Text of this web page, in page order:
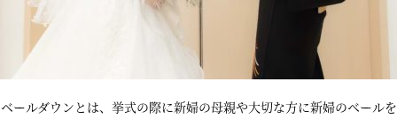
ベールダウンとは、挙式の際に新婦の母親や大切な方に新婦のベールを